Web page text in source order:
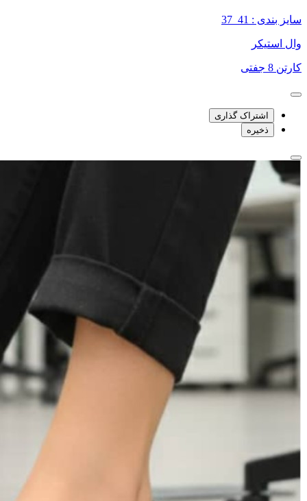
سایز بندی : 41_37
وال استیکر
کارتن 8 جفتی
اشتراک گذاری
ذخیره